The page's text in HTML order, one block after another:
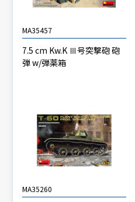
MA35457
7.5 cm Kw.K Ⅲ号突撃砲 砲
弾 w/弾薬箱
MA35260